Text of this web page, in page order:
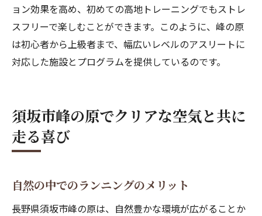
ョン効果を高め、初めての高地トレーニングでもストレ
スフリーで楽しむことができます。このように、峰の原
は初心者から上級者まで、幅広いレベルのアスリートに
対応した施設とプログラムを提供しているのです。
須坂市峰の原でクリアな空気と共に
走る喜び
自然の中でのランニングのメリット
長野県須坂市峰の原は、自然豊かな環境が広がることか